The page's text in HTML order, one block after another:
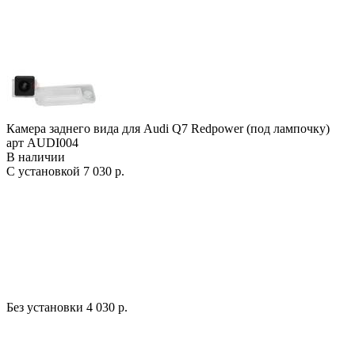
Камера заднего вида для Audi Q7 Redpower (под лампочку)
арт AUDI004
В наличии
С установкой 7 030 р.
Без установки 4 030 р.